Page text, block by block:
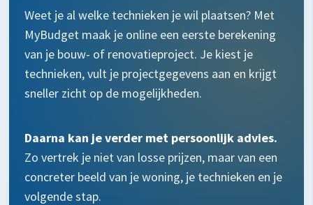
Weet je al welke technieken je wil plaatsen? Met
MyBudget maak je online een eerste berekening
van je bouw- of renovatieproject. Je kiest je
technieken, vult je projectgegevens aan en krijgt
sneller zicht op de mogelijkheden.
Daarna kan je verder met persoonlijk advies.
Zo vertrek je niet van losse prijzen, maar van een
concreter beeld van je woning, je technieken en je
volgende stap.